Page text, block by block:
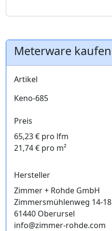
Meterware kaufen
Artikel
Keno-685
Preis
65,23 € pro lfm
21,74 € pro m²
Hersteller
Zimmer + Rohde GmbH
Zimmersmühlenweg 14-18
61440 Oberursel
info@zimmer-rohde.com